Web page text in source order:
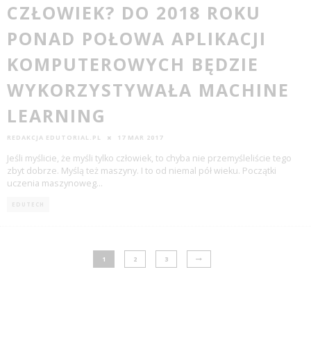
CZŁOWIEK? DO 2018 ROKU
PONAD POŁOWA APLIKACJI
KOMPUTEROWYCH BĘDZIE
WYKORZYSTYWAŁA MACHINE
LEARNING
REDAKCJA EDUTORIAL.PL 17 MAR 2017
Jeśli myślicie, że myśli tylko człowiek, to chyba nie przemyśleliście tego
zbyt dobrze. Myślą też maszyny. I to od niemal pół wieku. Początki
uczenia maszynoweg...
EDUTECH
1 2 3